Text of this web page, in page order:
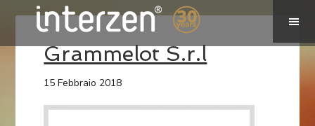
Grammelot S.r.l
15 Febbraio 2018